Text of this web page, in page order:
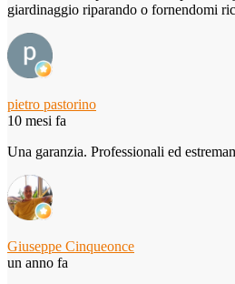
giardinaggio riparando o fornendomi
pietro pastorino
10 mesi fa
Una garanzia. Professionali ed
Giuseppe Cinqueonce
un anno fa